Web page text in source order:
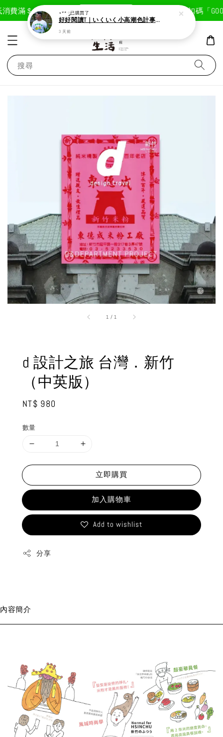
費滿＄1800免運費 現在去購物！ 首次註冊輸入折扣碼「
搜尋
1 / 1
d 設計之旅 台灣．新⽵
（中英版）
Regular
NT$ 980
數量
立即購買
加入購物車
Add to wishlist
分享
內容簡介
⋆** ༘已購買了
好好閱讀T｜いくいく小高潮色計事務所X好好生活書店聯名款
3 天前